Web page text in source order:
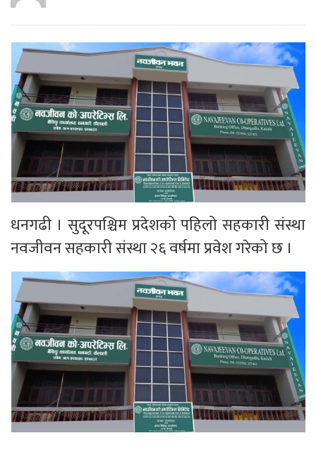
धनगढी । सुदूरपश्चिम प्रदेशको पहिलो सहकारी संस्था
नवजीवन सहकारी संस्था २६ वर्षमा प्रवेश गरेको छ ।